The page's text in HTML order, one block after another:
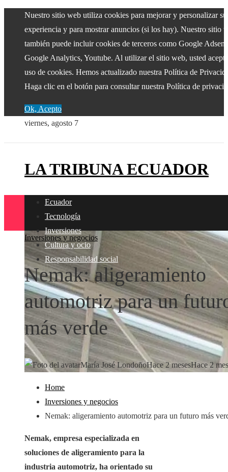
Nuestro sitio web utiliza cookies para mejorar y personalizar su
experiencia y para mostrar anuncios (si los hay). Nuestro sitio
también puede incluir cookies de terceros como Google
Google Analytics, Youtube. Al utilizar el sitio web, usted
uso de cookies. Hemos actualizado nuestra Política de
Haga clic en el botón para consultar nuestra Política de
Ok, Acepto
viernes, agosto 7
LA TRIBUNA ECUADOR
Ecuador
Tecnología
Inversiones
Cultura y ocio
Responsabilidad social
Inversiones y negocios
Nemak: aligeramiento
automotriz para un
más verde
María José LondoñoHace 2 mesesHace 2
Home
Inversiones y negocios
Nemak: aligeramiento automotriz para un futuro más
Nemak, empresa especializada en
soluciones de aligeramiento para la
industria automotriz, ha orientado su